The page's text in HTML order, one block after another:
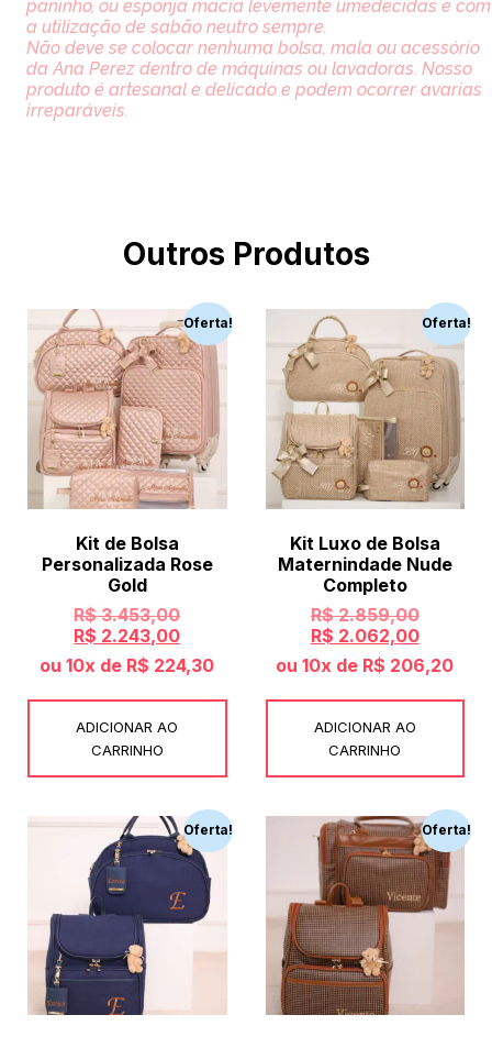
paninho, ou esponja macia levemente umedecidas e com
a utilização de sabão neutro sempre.
Não deve se colocar nenhuma bolsa, mala ou acessório
da Ana Perez dentro de máquinas ou lavadoras. Nosso
produto é artesanal e delicado e podem ocorrer avarias
irreparáveis.
Outros Produtos
Oferta!
Kit de Bolsa
Personalizada Rose
Gold
R$3.453,00
R$ 2.243,00
ou 10x de R$ 224,30
ADICIONAR AO
CARRINHO
Oferta!
Kit Luxo de Bolsa
Maternindade Nude
Completo
R$2.859,00
R$ 2.062,00
ou 10x de R$ 206,20
ADICIONAR AO
CARRINHO
Oferta! Oferta!